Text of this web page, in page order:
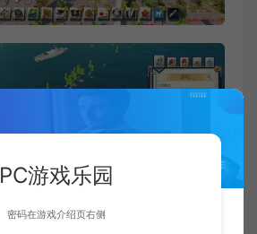
PC游戏乐园
密码在游戏介绍页右侧